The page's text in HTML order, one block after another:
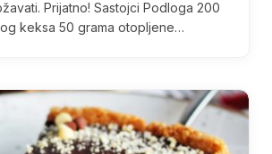
Prijatno! Sastojci Podloga 200
keksa 50 grama otopljene…